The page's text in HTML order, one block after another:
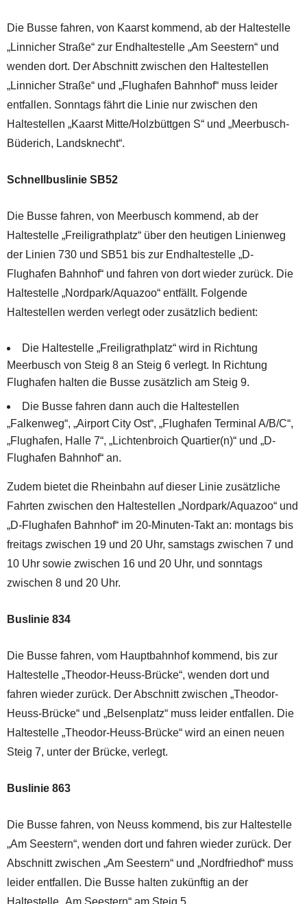
Die Busse fahren, von Kaarst kommend, ab der Haltestelle
„Linnicher Straße“ zur Endhaltestelle „Am Seestern“ und
wenden dort. Der Abschnitt zwischen den Haltestellen
„Linnicher Straße“ und „Flughafen Bahnhof“ muss leider
entfallen. Sonntags fährt die Linie nur zwischen den
Haltestellen „Kaarst Mitte/Holzbüttgen S“ und „Meerbusch-
Büderich, Landsknecht“.
Schnellbuslinie SB52
Die Busse fahren, von Meerbusch kommend, ab der
Haltestelle „Freiligrathplatz“ über den heutigen Linienweg
der Linien 730 und SB51 bis zur Endhaltestelle „D-
Flughafen Bahnhof“ und fahren von dort wieder zurück. Die
Haltestelle „Nordpark/Aquazoo“ entfällt. Folgende
Haltestellen werden verlegt oder zusätzlich bedient:
Die Haltestelle „Freiligrathplatz“ wird in Richtung
Meerbusch von Steig 8 an Steig 6 verlegt. In Richtung
Flughafen halten die Busse zusätzlich am Steig 9.
Die Busse fahren dann auch die Haltestellen
„Falkenweg“, „Airport City Ost“, „Flughafen Terminal A/B/C“,
„Flughafen, Halle 7“, „Lichtenbroich Quartier(n)“ und „D-
Flughafen Bahnhof“ an.
Zudem bietet die Rheinbahn auf dieser Linie zusätzliche
Fahrten zwischen den Haltestellen „Nordpark/Aquazoo“ und
„D-Flughafen Bahnhof“ im 20-Minuten-Takt an: montags bis
freitags zwischen 19 und 20 Uhr, samstags zwischen 7 und
10 Uhr sowie zwischen 16 und 20 Uhr, und sonntags
zwischen 8 und 20 Uhr.
Buslinie 834
Die Busse fahren, vom Hauptbahnhof kommend, bis zur
Haltestelle „Theodor-Heuss-Brücke“, wenden dort und
fahren wieder zurück. Der Abschnitt zwischen „Theodor-
Heuss-Brücke“ und „Belsenplatz“ muss leider entfallen. Die
Haltestelle „Theodor-Heuss-Brücke“ wird an einen neuen
Steig 7, unter der Brücke, verlegt.
Buslinie 863
Die Busse fahren, von Neuss kommend, bis zur Haltestelle
„Am Seestern“, wenden dort und fahren wieder zurück. Der
Abschnitt zwischen „Am Seestern“ und „Nordfriedhof“ muss
leider entfallen. Die Busse halten zukünftig an der
Haltestelle „Am Seestern“ am Steig 5.